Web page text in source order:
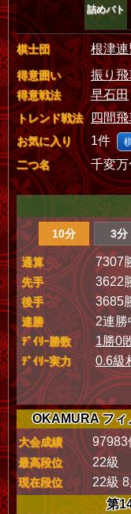
詰めバト
棋士団 根津連
得意囲い 振り
得意戦法 早石田
トレンド戦法 四間
お気に入り 1件
二つ名 千変
10分 3分
通算 7307
先手 3622
後手 3685
連勝 2連勝
ﾃﾞｲﾘｰ勝数 1勝0
ﾃﾞｲﾘｰ実力 0.6級
OKAMURA フィ
大会成績
最高段位 22級
現在段位
22級
第